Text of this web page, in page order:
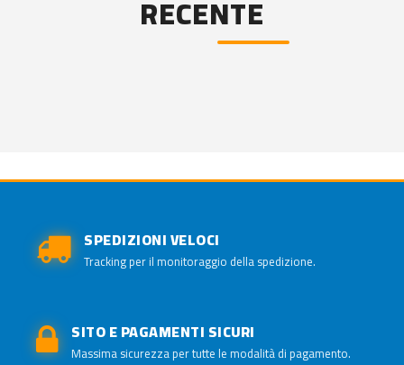
RECENTE
SPEDIZIONI VELOCI
Tracking per il monitoraggio della spedizione.
SITO E PAGAMENTI SICURI
Massima sicurezza per tutte le modalità di pagamento.